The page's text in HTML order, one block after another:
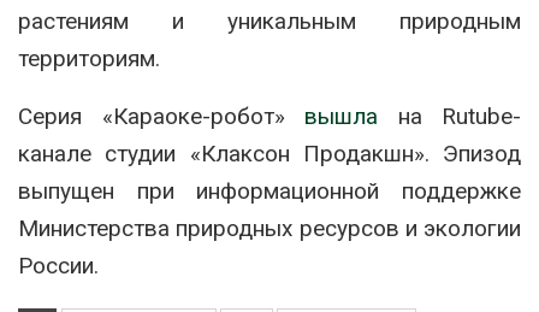
растениям и уникальным природным
территориям.
Серия «Караоке-робот» вышла на Rutube-
канале студии «Клаксон Продакшн». Эпизод
выпущен при информационной поддержке
Министерства природных ресурсов и экологии
России.